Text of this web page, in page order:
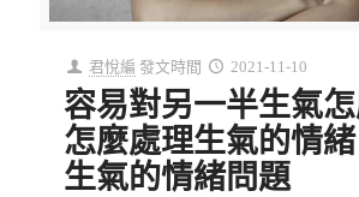
君悅編 發文時間 2021-11-10
容易對另一半生氣怎
怎麼處理生氣的情
生氣的情緒問題